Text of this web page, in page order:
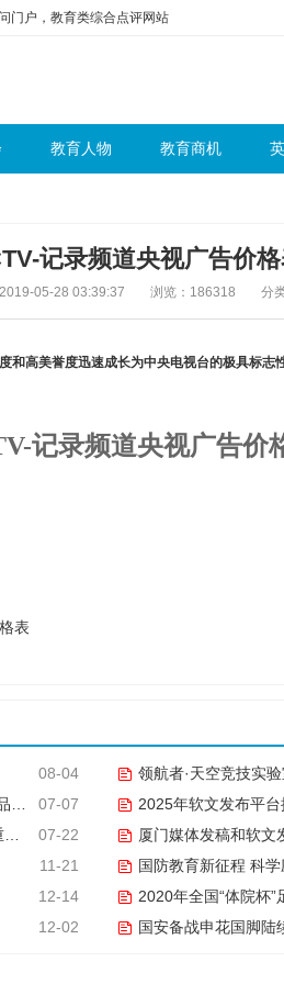
门户，教育类综合点评网站
教育人物 教育商机
记录频道央视广告价
05-28 03:39:37 浏览：186318 分
和高美誉度迅速成长为中央电视台的极具标
记录频道央视广告价
表
08-04
领航者·天空竞技实
07-07
2025年软文发布平台
07-22
厦门媒体发稿和软文发
11-21
国防教育新征程 科
12-14
2020年全国“体院杯
12-02
国安备战申花国脚陆